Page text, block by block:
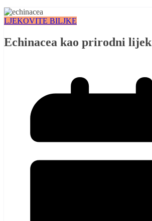
LJEKOVITE BILJKE
Echinacea kao prirodni lijek